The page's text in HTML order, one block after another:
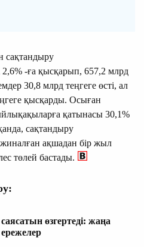
сақтандыру
-ға қысқарып, 657,2 млрд
30,8 млрд теңгеге өсті, ал
қысқарды. Осыған
қатынасы 30,1%
сақтандыру
ақшадан бір жыл
төлей бастады.
өзгертеді: жаңа